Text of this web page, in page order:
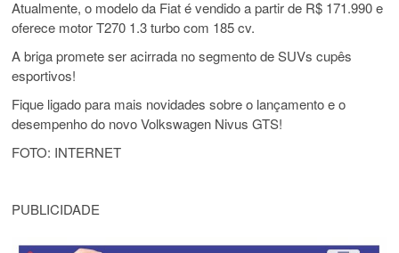
Atualmente, o modelo da Fiat é vendido a partir de R$ 171.990 e
oferece motor T270 1.3 turbo com 185 cv.
A briga promete ser acirrada no segmento de SUVs cupês
esportivos!
Fique ligado para mais novidades sobre o lançamento e o
desempenho do novo Volkswagen Nivus GTS!
FOTO: INTERNET
PUBLICIDADE